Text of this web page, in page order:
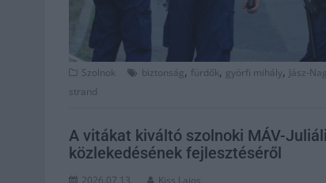
Szolnok biztonság, fürdők, györfi mihály, Jász-
strand
A vitákat kiváltó szolnoki MÁV-
közlekedésének fejlesztéséről
2026.07.13. Kiss Lajos